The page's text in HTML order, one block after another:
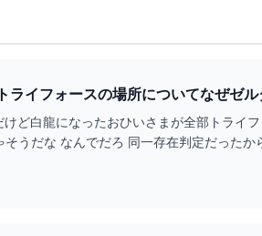
ど白龍になったおひいさまが全部トライ
うだな なんでだろ 同一存在判定だったか